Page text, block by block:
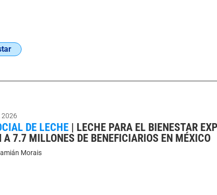
2026
DE LECHE | LECHE PARA EL BIENESTAR
A 7.7 MILLONES DE BENEFICIARIOS EN MÉXICO
Morais